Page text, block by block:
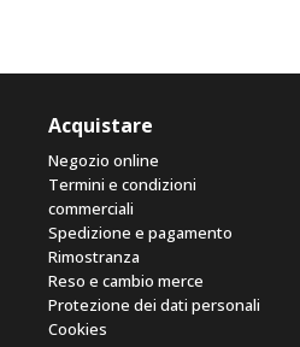
Acquistare
Negozio online
Termini e condizioni
commerciali
Spedizione e pagamento
Rimostranza
Reso e cambio merce
Protezione dei dati personali
Cookies